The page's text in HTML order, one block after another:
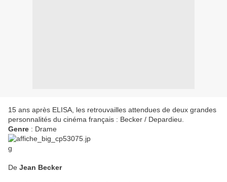
15 ans après ELISA, les retrouvailles attendues de deux grandes
personnalités du cinéma français : Becker / Depardieu.
Genre : Drame
De Jean Becker